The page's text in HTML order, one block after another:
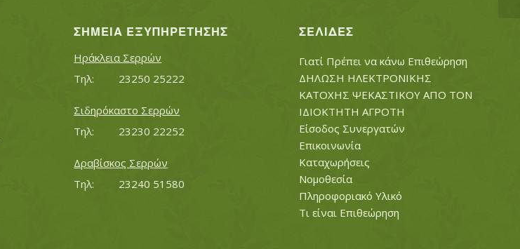
ΣΗΜΕΊΑ ΕΞΥΠΗΡΈΤΗΣΗΣ
Ηράκλεια Σερρών
Τηλ:		23250 25222
Σιδηρόκαστο Σερρών
Τηλ:		23230 22252
Δραβίσκος Σερρών
Τηλ:		23240 51580
ΣΕΛΊΔΕΣ
Γιατί Πρέπει να κάνω Επιθεώρηση
ΔΗΛΩΣΗ ΗΛΕΚΤΡΟΝΙΚΗΣ
ΚΑΤΟΧΗΣ ΨΕΚΑΣΤΙΚΟΥ ΑΠΟ ΤΟΝ
ΙΔΙΟΚΤΗΤΗ ΑΓΡΟΤΗ
Είσοδος Συνεργατών
Επικοινωνία
Καταχωρήσεις
Νομοθεσία
Πληροφοριακό Υλικό
Τι είναι Επιθεώρηση